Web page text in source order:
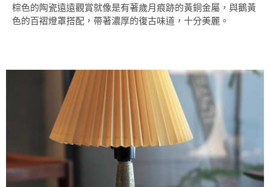
棕色的陶瓷遠遠觀賞就像是有著歲月痕跡的黃銅金屬，與鵝黃
色的百褶燈罩搭配，帶著濃厚的復古味道，十分美麗。